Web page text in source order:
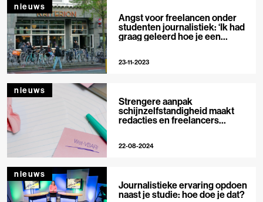
nieuws
Angst voor freelancen onder
studenten journalistiek: ‘Ik had
graag geleerd hoe je een
23-11-2023
nieuws
Strengere aanpak
schijnzelfstandigheid maakt
redacties en freelancers
22-08-2024
nieuws
Journalistieke ervaring opdoen
naast je studie: hoe doe je dat?